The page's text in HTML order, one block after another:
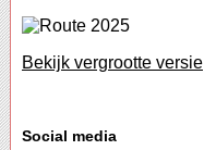
Bekijk vergrootte versie
Social media